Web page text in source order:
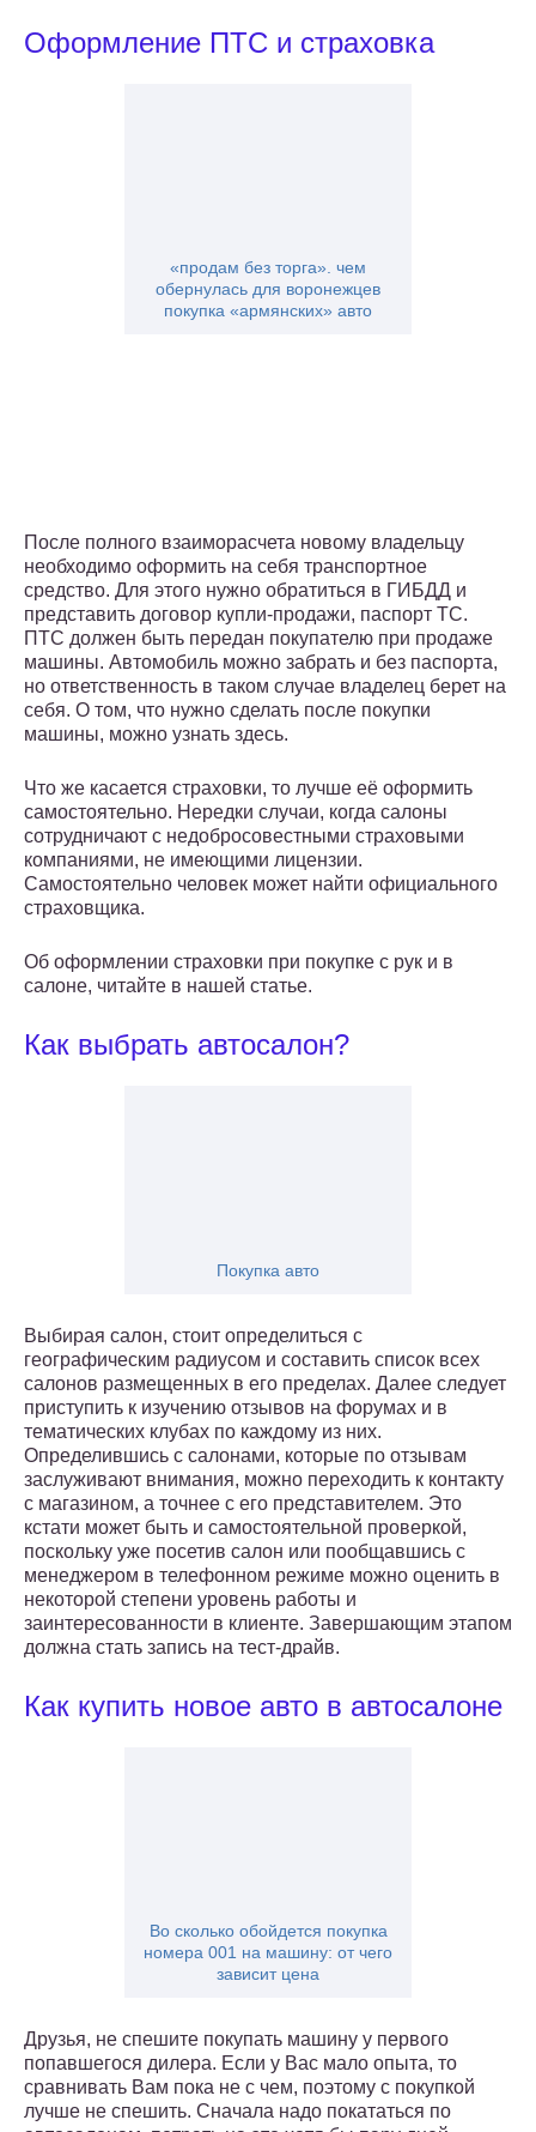
Оформление ПТС и страховка
«продам без торга». чем
обернулась для воронежцев
покупка «армянских» авто
После полного взаиморасчета новому владельцу
необходимо оформить на себя транспортное
средство. Для этого нужно обратиться в ГИБДД и
представить договор купли-продажи, паспорт ТС.
ПТС должен быть передан покупателю при продаже
машины. Автомобиль можно забрать и без паспорта,
но ответственность в таком случае владелец берет на
себя. О том, что нужно сделать после покупки
машины, можно узнать здесь.
Что же касается страховки, то лучше её оформить
самостоятельно. Нередки случаи, когда салоны
сотрудничают с недобросовестными страховыми
компаниями, не имеющими лицензии.
Самостоятельно человек может найти официального
страховщика.
Об оформлении страховки при покупке с рук и в
салоне, читайте в нашей статье.
Как выбрать автосалон?
Покупка авто
Выбирая салон, стоит определиться с
географическим радиусом и составить список всех
салонов размещенных в его пределах. Далее следует
приступить к изучению отзывов на форумах и в
тематических клубах по каждому из них.
Определившись с салонами, которые по отзывам
заслуживают внимания, можно переходить к контакту
с магазином, а точнее с его представителем. Это
кстати может быть и самостоятельной проверкой,
поскольку уже посетив салон или пообщавшись с
менеджером в телефонном режиме можно оценить в
некоторой степени уровень работы и
заинтересованности в клиенте. Завершающим этапом
должна стать запись на тест-драйв.
Как купить новое авто в автосалоне
Во сколько обойдется покупка
номера 001 на машину: от чего
зависит цена
Друзья, не спешите покупать машину у первого
попавшегося дилера. Если у Вас мало опыта, то
сравнивать Вам пока не с чем, поэтому с покупкой
лучше не спешить. Сначала надо покататься по